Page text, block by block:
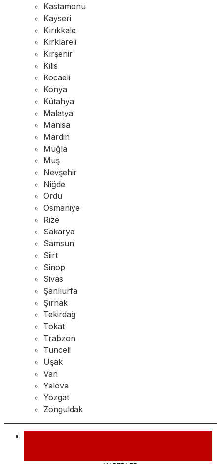
Kastamonu
Kayseri
Kırıkkale
Kırklareli
Kırşehir
Kilis
Kocaeli
Konya
Kütahya
Malatya
Manisa
Mardin
Muğla
Muş
Nevşehir
Niğde
Ordu
Osmaniye
Rize
Sakarya
Samsun
Siirt
Sinop
Sivas
Şanlıurfa
Şırnak
Tekirdağ
Tokat
Trabzon
Tunceli
Uşak
Van
Yalova
Yozgat
Zonguldak